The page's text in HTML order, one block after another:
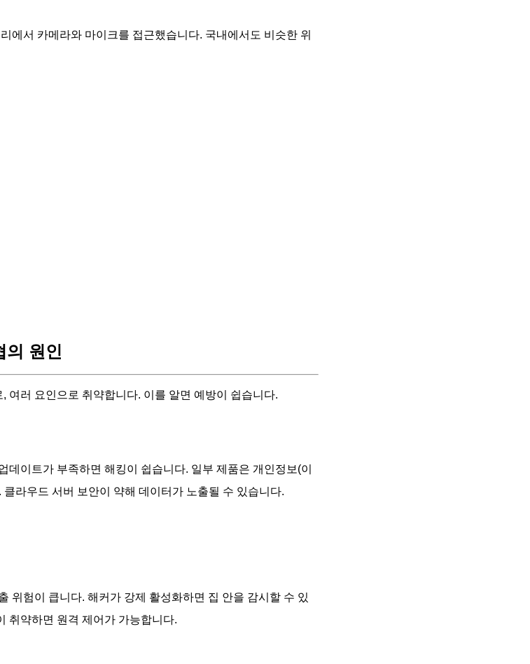
에서 카메라와 마이크를 접근했습니다. 국내에서도 비슷한 위
의 원인
여러 요인으로 취약합니다. 이를 알면 예방이 쉽습니다.
데이트가 부족하면 해킹이 쉽습니다. 일부 제품은 개인정보(이
라우드 서버 보안이 약해 데이터가 노출될 수 있습니다.
위험이 큽니다. 해커가 강제 활성화하면 집 안을 감시할 수 있
취약하면 원격 제어가 가능합니다.